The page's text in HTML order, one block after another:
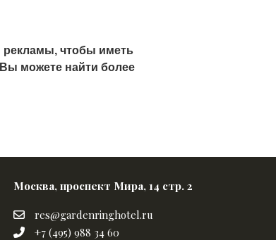
рекламы, чтобы иметь
можете найти более
Москва, проспект Мира, 14 стр. 2
res@gardenringhotel.ru
res@gardenringhotel.ru
+7
+7 (495) 988 34 60